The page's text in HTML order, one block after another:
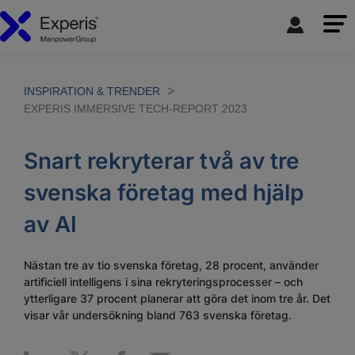
INSPIRATION & TRENDER
EXPERIS IMMERSIVE TECH-REPORT 2023
Snart rekryterar två av tre
svenska företag med hjälp
av AI
Nästan tre av tio svenska företag, 28 procent, använder
artificiell intelligens i sina rekryteringsprocesser – och
ytterligare 37 procent planerar att göra det inom tre år. Det
visar vår undersökning bland 763 svenska företag.